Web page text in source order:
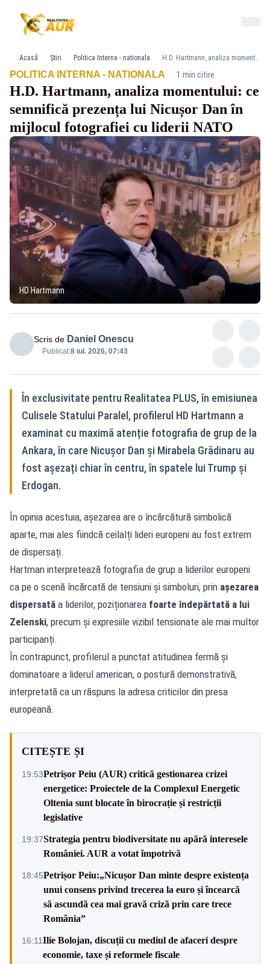
Acasă Știri Politica Interna - nationala H.D. Hartmann, analiza momentului: ce semnifică prezența lui Nicușor Dan în mijlocul fotografiei cu liderii NATO
POLITICA INTERNA - NATIONALA· 1 min citire
H.D. Hartmann, analiza momentului: ce
semnifică prezența lui Nicușor Dan în
mijlocul fotografiei cu liderii NATO
HD Hartmann
Scris de Daniel Onescu
Publicat:8 iul. 2026, 07:43
În exclusivitate pentru Realitatea PLUS, în emisiunea
Culisele Statului Paralel, profilerul HD Hartmann a
examinat cu maximă atenție fotografia de grup de la
Ankara, în care Nicușor Dan și Mirabela Grădinaru au
fost așezați chiar în centru, în spatele lui Trump și
Erdogan.
În opinia acestuia, așezarea are o încărcătură simbolică
aparte, mai ales fiindcă ceilalți lideri europeni au fost extrem
de dispersați.
Hartman interpretează fotografia de grup a liderilor europeni
ca pe o scenă încărcată de tensiuni și simboluri, prin așezarea
dispersată a liderilor, poziționarea foarte îndepărtată a lui
Zelenski, precum și expresiile vizibil tensionate ale mai multor
participanți.
În contrapunct, profilerul a punctat atitudinea fermă și
dominatoare a liderul american, o postură demonstrativă,
interpretată ca un răspuns la adresa criticilor din presa
europeană.
CITEȘTE ȘI
19:53Petrișor Peiu (AUR) critică gestionarea crizei
energetice: Proiectele de la Complexul Energetic
Oltenia sunt blocate în birocrație și restricții
legislative
19:37Strategia pentru biodiversitate nu apără interesele
României. AUR a votat împotrivă
18:45Petrișor Peiu:„Nicușor Dan minte despre existența
unui consens privind trecerea la euro și încearcă
să ascundă cea mai gravă criză prin care trece
România”
16:11Ilie Bolojan, discuții cu mediul de afaceri despre
economie, taxe și reformele fiscale